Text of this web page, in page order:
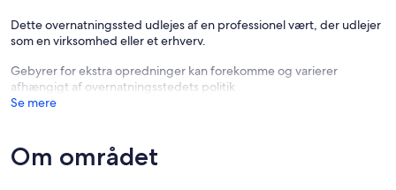
Dette overnatningssted udlejes af en professionel vært, der udlejer
som en virksomhed eller et erhverv.
Gebyrer for ekstra opredninger kan forekomme og varierer
afhængigt af overnatningsstedets politik
Se mere
Om området